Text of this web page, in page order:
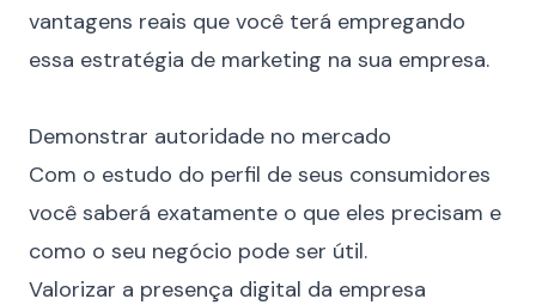
vantagens reais que você terá empregando
essa estratégia de marketing na sua empresa.
Demonstrar autoridade no mercado
Com o estudo do perfil de seus consumidores
você saberá exatamente o que eles precisam e
como o seu negócio pode ser útil.
Valorizar a presença digital da empresa